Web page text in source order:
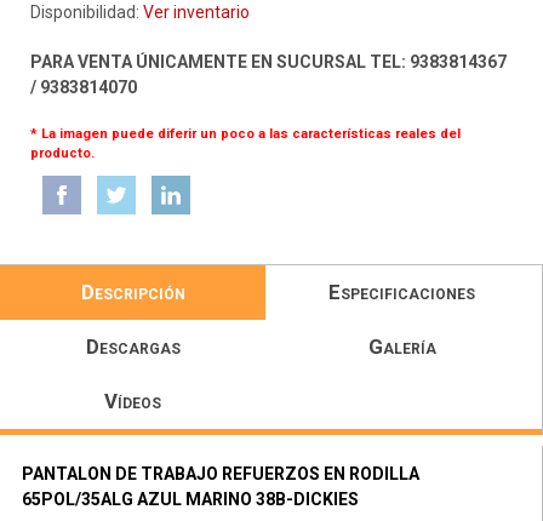
Disponibilidad: Ver inventario
PARA VENTA ÚNICAMENTE EN SUCURSAL TEL: 9383814367
/ 9383814070
* La imagen puede diferir un poco a las características reales del
producto.
Descripción Especificaciones
Descargas Galería
Vídeos
PANTALON DE TRABAJO REFUERZOS EN RODILLA
65POL/35ALG AZUL MARINO 38B-DICKIES